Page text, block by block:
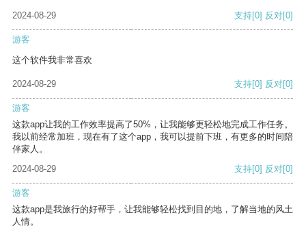
2024-08-29 支持[0] 反对[0]
游客
这个软件我非常喜欢
2024-08-29 支持[0] 反对[0]
游客
这款app让我的工作效率提高了50%，让我能够更轻松地完成工作任务。
我以前经常加班，现在有了这个app，我可以提前下班，有更多的时间陪
伴家人。
2024-08-29
支持[0] 反对[0]
游客
这款app是我旅行的好帮手，让我能够轻松找到目的地，了解当地的风土
人情。